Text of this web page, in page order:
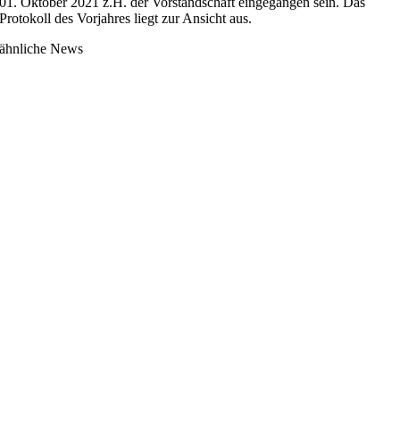
Protokoll des Vorjahres liegt zur Ansicht aus.
ähnliche News